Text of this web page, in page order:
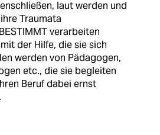
laut werden und
Traumata
verarbeiten
der Hilfe, die sie sich
werden von Pädagogen,
etc., die sie begleiten
Beruf dabei ernst